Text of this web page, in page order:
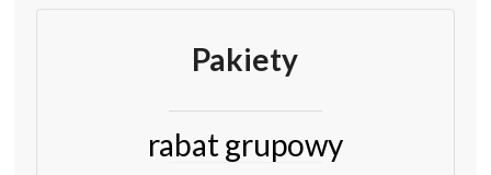
Pakiety
rabat grupowy